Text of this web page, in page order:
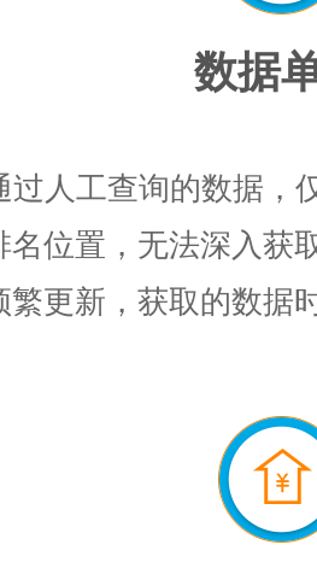
数据
过人工查询的数据，
名位置，无法深入获
繁更新，获取的数据